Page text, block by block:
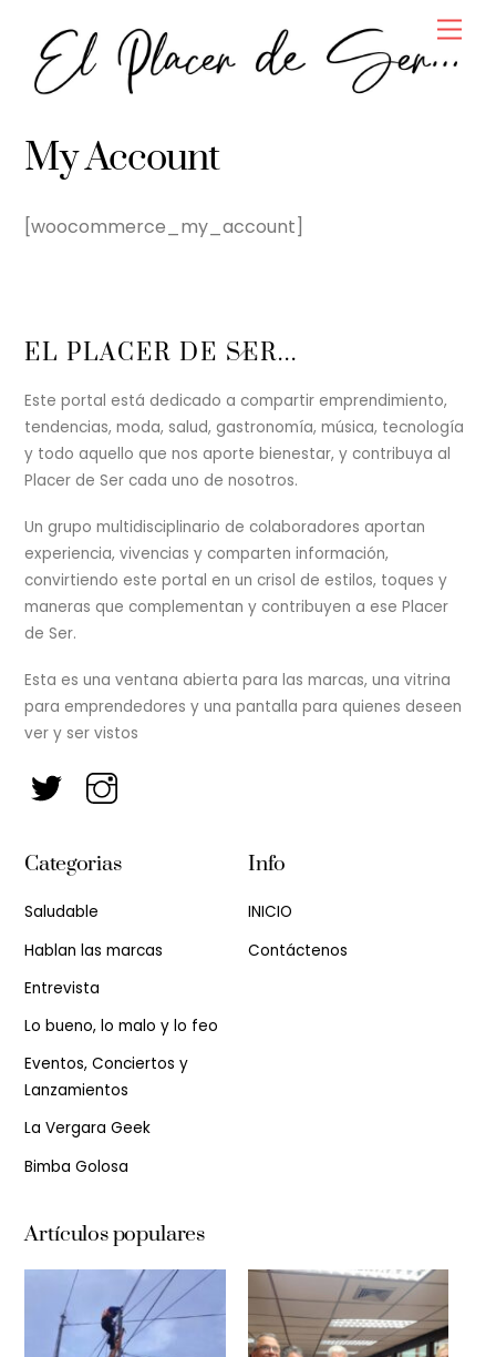
content
My Account
[woocommerce_my_account]
Back
Top
EL PLACER DE SER...
Este portal está dedicado a compartir emprendimiento,
tendencias, moda, salud, gastronomía, música, tecnología
y todo aquello que nos aporte bienestar, y contribuya al
Placer de Ser cada uno de nosotros.
Un grupo multidisciplinario de colaboradores aportan
experiencia, vivencias y comparten información,
convirtiendo este portal en un crisol de estilos, toques y
maneras que complementan y contribuyen a ese Placer
de Ser.
Esta es una ventana abierta para las marcas, una vitrina
para emprendedores y una pantalla para quienes deseen
ver y ser vistos
Categorias
Saludable
Hablan las marcas
Entrevista
Lo bueno, lo malo y lo feo
Eventos, Conciertos y
Lanzamientos
La Vergara Geek
Bimba Golosa
Info
INICIO
Contáctenos
Artículos populares